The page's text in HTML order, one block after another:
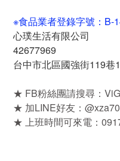
※食品業者登錄字號：B-
心璞生活有限公司
42677969
台中市北區國強街119巷
★ FB粉絲團請搜尋：
★ 加LINE好友：
★ 上班時間可來電：